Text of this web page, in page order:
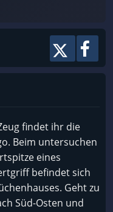
findet ihr die
Beim untersuchen
eines
befindet sich
Geht zu
Süd-Osten und